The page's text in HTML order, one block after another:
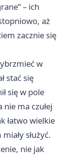
– ich
aż
zacznie się
w
stać się
się w pole
ma czułej
łatwo wielkie
służyć.
nie jak